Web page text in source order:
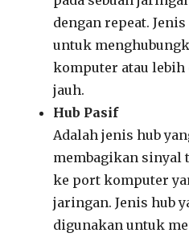
dengan repeat.
untuk
komputer atau lebih
jauh.
Hub Pasif
Adalah jenis hub
membagikan sinyal
ke port komputer
jaringan. Jenis hub
digunakan untuk